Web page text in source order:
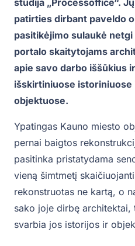
studija „Processoffice“.
patirties dirbant paveldo
pasitikėjimo sulaukė
portalo skaitytojams
apie savo darbo iššūkius
išskirtiniuose istoriniuose
objektuose.
Ypatingas Kauno miesto
pernai baigtos
pasitinka pristatydama
vieną šimtmetį
rekonstruotas ne kartą, o
sako joje dirbę architektai,
svarbia jos istorijos ir